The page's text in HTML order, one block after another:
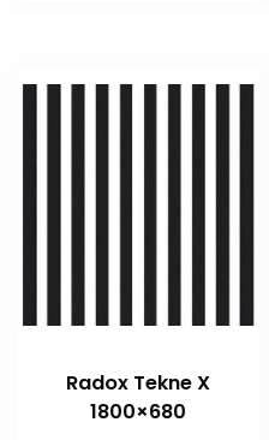
Radox Tekne X
1800×680